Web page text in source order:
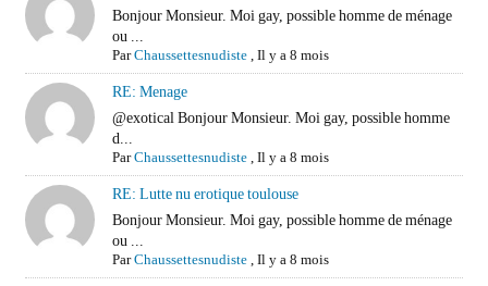
Bonjour Monsieur. Moi gay, possible homme de ménage
ou ...
ParChaussettesnudiste,Il y a 8 mois
RE: Menage
@exotical Bonjour Monsieur. Moi gay, possible homme
d...
ParChaussettesnudiste,Il y a 8 mois
RE: Lutte nu erotique toulouse
Bonjour Monsieur. Moi gay, possible homme de ménage
ou ...
ParChaussettesnudiste,Il y a 8 mois